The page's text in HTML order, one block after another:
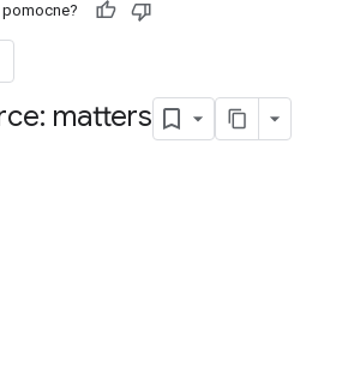
pomocne?
matters